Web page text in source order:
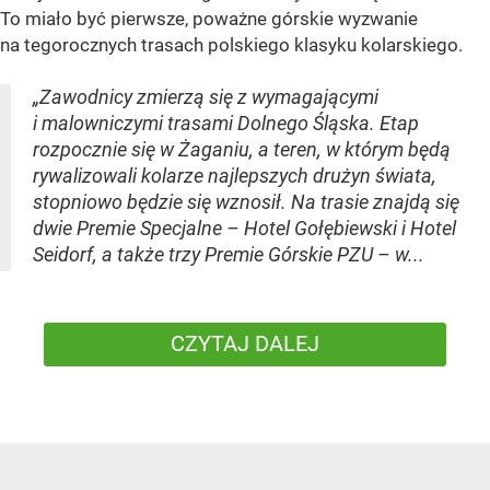
To miało być pierwsze, poważne górskie wyzwanie
na tegorocznych trasach polskiego klasyku kolarskiego.
„Zawodnicy zmierzą się z wymagającymi
i malowniczymi trasami Dolnego Śląska. Etap
rozpocznie się w Żaganiu, a teren, w którym będą
rywalizowali kolarze najlepszych drużyn świata,
stopniowo będzie się wznosił. Na trasie znajdą się
dwie Premie Specjalne – Hotel Gołębiewski i Hotel
Seidorf, a także trzy Premie Górskie PZU – w...
CZYTAJ DALEJ